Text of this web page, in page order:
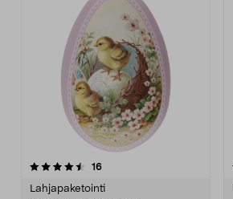
16arvostelut
Lahjapaketointi
4.5viidestä